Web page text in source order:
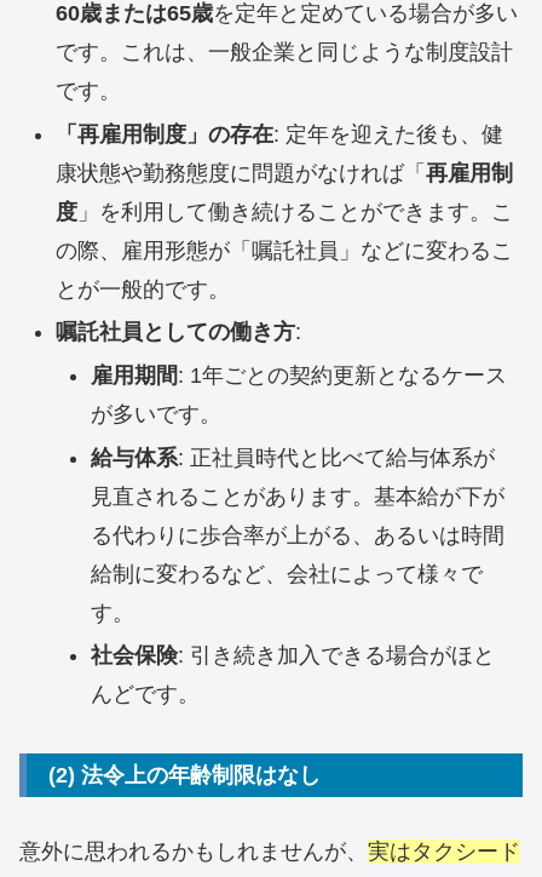
60歳または65歳を定年と定めている場合が多い
です。これは、一般企業と同じような制度設計
です。
「再雇用制度」の存在: 定年を迎えた後も、健
康状態や勤務態度に問題がなければ「 再雇用制
度」を利用して働き続けることができます。こ
の際、雇用形態が「嘱託社員」などに変わるこ
とが一般的です。
嘱託社員としての働き方:
雇用期間: 1年ごとの契約更新となるケース
が多いです。
給与体系: 正社員時代と比べて給与体系が
見直されることがあります。基本給が下が
る代わりに歩合率が上がる、あるいは時間
給制に変わるなど、会社によって様々で
す。
社会保険: 引き続き加入できる場合がほと
んどです。
(2) 法令上の年齢制限はなし
意外に思われるかもしれませんが、 実はタクシード